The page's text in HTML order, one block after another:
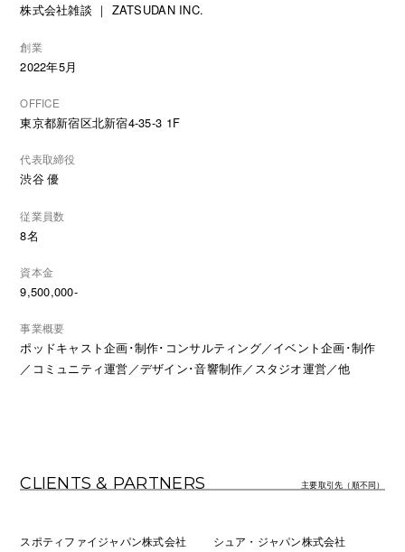
株式会社雑談 ｜ ZATSUDAN INC.
創業
2022年5月
OFFICE
東京都新宿区北新宿4-35-3 1F
代表取締役
渋谷 優
従業員数
8名
資本金
9,500,000-
事業概要
ポッドキャスト企画･制作･コンサルティング／イベント企画･制作
／コミュニティ運営／デザイン･音響制作／スタジオ運営／他
CLIENTS & PARTNERS 主要取引先（順不同）
スポティファイジャパン株式会社 シュア・ジャパン株式会社